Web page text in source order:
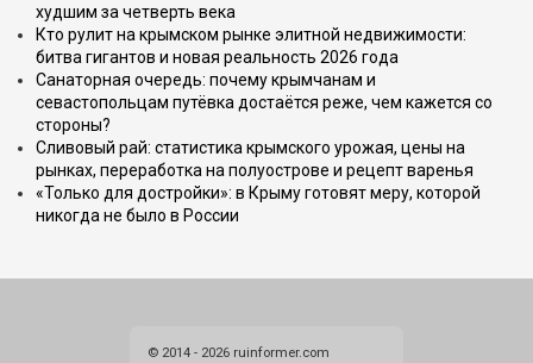
худшим за четверть века
Кто рулит на крымском рынке элитной недвижимости:
битва гигантов и новая реальность 2026 года
Санаторная очередь: почему крымчанам и
севастопольцам путёвка достаётся реже, чем кажется со
стороны?
Сливовый рай: статистика крымского урожая, цены на
рынках, переработка на полуострове и рецепт варенья
«Только для достройки»: в Крыму готовят меру, которой
никогда не было в России
© 2014 - 2026 ruinformer.com